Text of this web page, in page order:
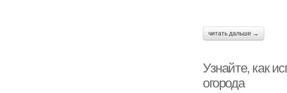
читать дальше →
Узнайте, как
огорода